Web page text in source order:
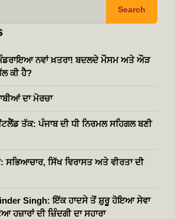
Search
ਮੰਡਰਾਇਆ ਨਵਾਂ ਖ਼ਤਰਾ! ਬਦਲਦੇ ਮੌਸਮ ਅਤੇ ਔੜ
ਕੀ ਹੈ?
ਦਾ ਮੋਰਚਾ
ਤੱਕ: ਪੰਜਾਬ ਦੀ ਧੀ ਨਿਰਮਲ ਸਹਿਗਲ ਬਣੀ
ਸਭਿਆਚਾਰ, ਸਿੱਖ ਵਿਰਾਸਤ ਅਤੇ ਵੀਰਤਾ ਦੀ
Singh: ਇੱਕ ਹਾਦਸੇ ਤੋਂ ਸ਼ੁਰੂ ਹੋਇਆ ਸੇਵਾ
ਹਜ਼ਾਰਾਂ ਦੀ ਜ਼ਿੰਦਗੀ ਦਾ ਸਹਾਰਾ